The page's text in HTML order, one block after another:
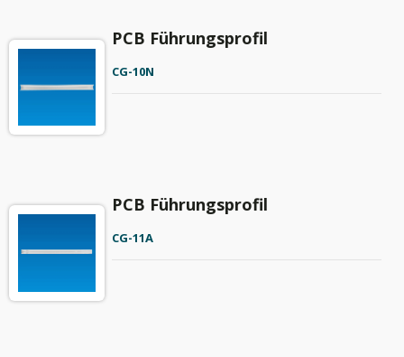
PCB Führungsprofil
CG-10N
PCB Führungsprofil
CG-11A